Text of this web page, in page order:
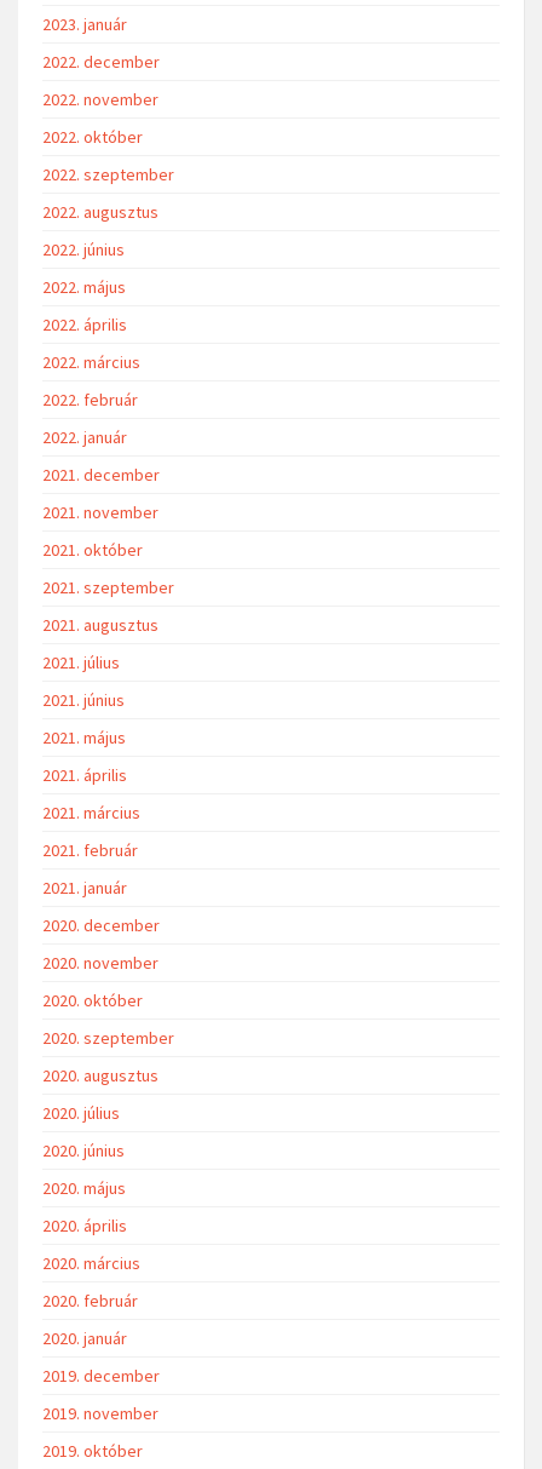
2023. január
2022. december
2022. november
2022. október
2022. szeptember
2022. augusztus
2022. június
2022. május
2022. április
2022. március
2022. február
2022. január
2021. december
2021. november
2021. október
2021. szeptember
2021. augusztus
2021. július
2021. június
2021. május
2021. április
2021. március
2021. február
2021. január
2020. december
2020. november
2020. október
2020. szeptember
2020. augusztus
2020. július
2020. június
2020. május
2020. április
2020. március
2020. február
2020. január
2019. december
2019. november
2019. október